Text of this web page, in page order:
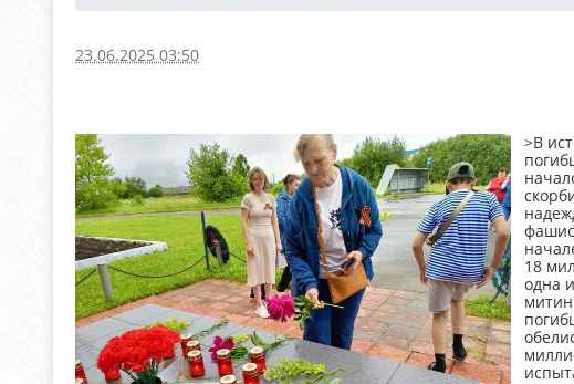
23.06.2025 03:50
>В
18
одна